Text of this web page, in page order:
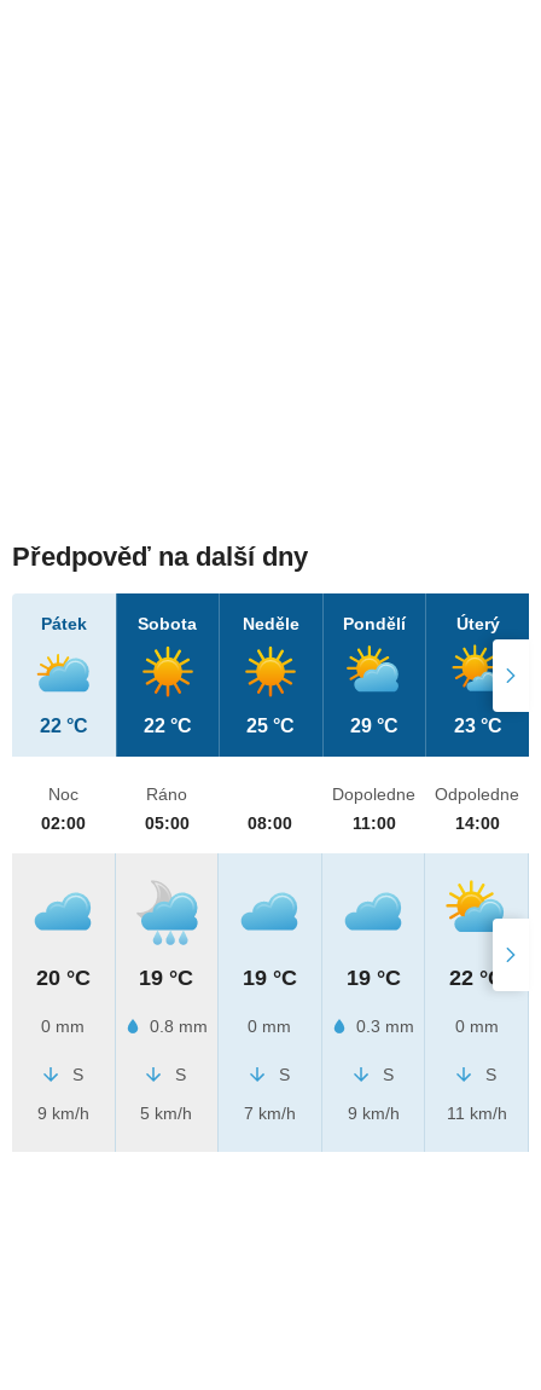
Předpověď na další dny
Pátek
22 °C
Sobota
22 °C
Neděle
25 °C
Pondělí
29 °C
Úterý
23 °C
Noc
02:00
20 °C
0 mm
S
9 km/h
Ráno
05:00
19 °C
0.8 mm
S
5 km/h
08:00
19 °C
0 mm
S
7 km/h
Dopoledne
11:00
19 °C
0.3 mm
S
9 km/h
Odpoledne
14:00
22 °C
0 mm
S
11 km/h